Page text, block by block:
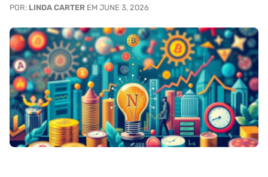
POR: LINDA CARTER EM JUNE 3, 2026